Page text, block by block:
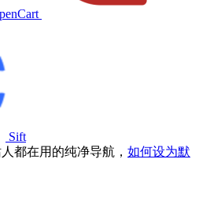
Sift
都在用的纯净导航， 如何设为默